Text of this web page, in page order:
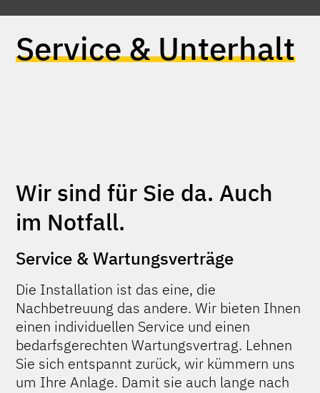
Service & Unterhalt
Wir sind für Sie da. Auch
im Notfall.
Service & Wartungsverträge
Die Installation ist das eine, die
Nachbetreuung das andere. Wir bieten Ihnen
einen individuellen Service und einen
bedarfsgerechten Wartungsvertrag. Lehnen
Sie sich entspannt zurück, wir kümmern uns
um Ihre Anlage. Damit sie auch lange nach